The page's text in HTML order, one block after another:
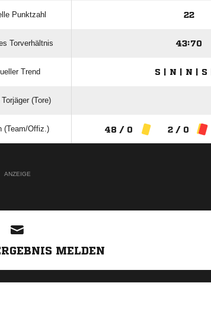
Punktzahl 22
Torverhältnis 43:70
Trend S | N | N | S
(Tore)
(Team/Offiz.) 48 / 0 2 / 0
ANZEIGE
MELDEN